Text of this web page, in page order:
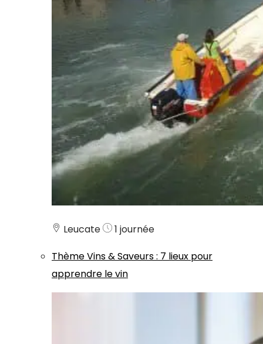
Leucate
1 journée
ThèmeVins & Saveurs: 7 lieux pour
apprendre le vin